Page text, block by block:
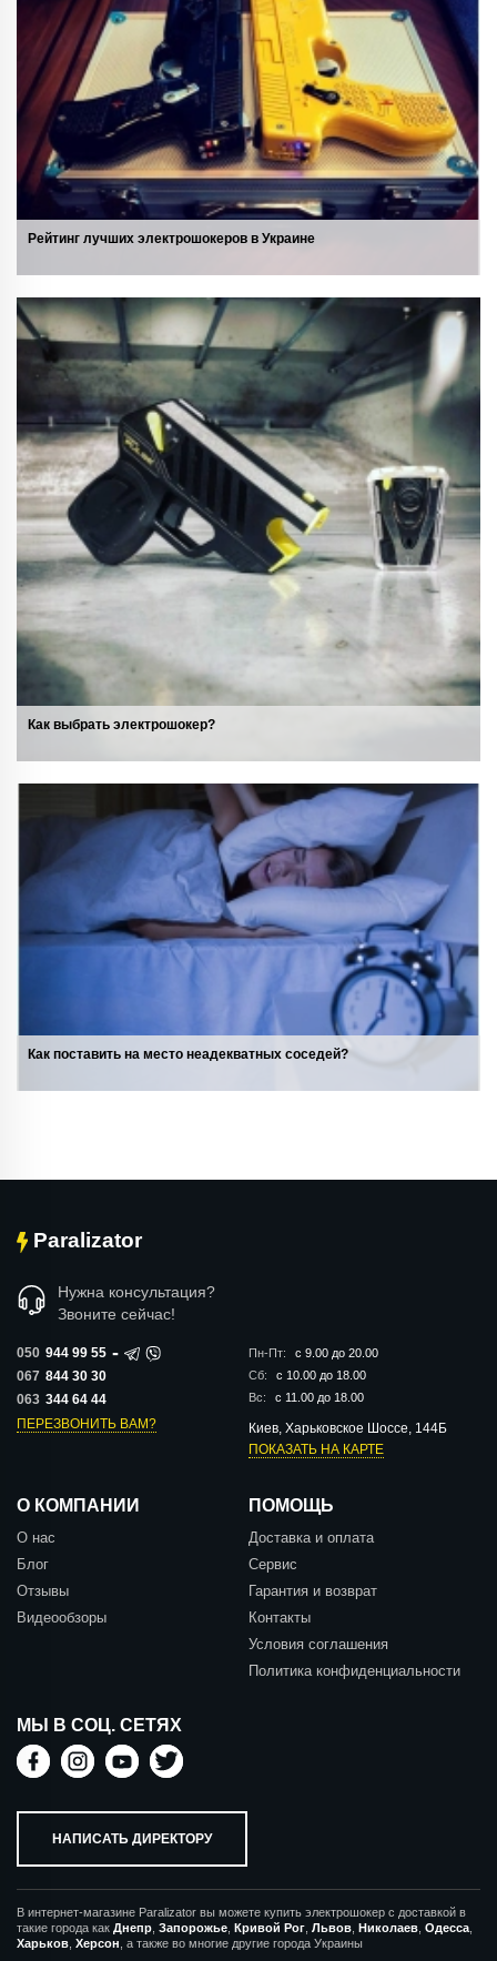
Рейтинг лучших электрошокеров в Украине
Как выбрать электрошокер?
Как поставить на место неадекватных соседей?
Paralizator
Нужна консультация?
Звоните сейчас!
050 944 99 55 -
067 844 30 30
063 344 64 44
ПЕРЕЗВОНИТЬ ВАМ?
Пн-Пт:
с 9.00 до 20.00
Сб:
с 10.00 до 18.00
Вс:
с 11.00 до 18.00
Киев, Харьковское Шоссе, 144Б
ПОКАЗАТЬ НА КАРТЕ
О КОМПАНИИ
О нас
Блог
Отзывы
Видеообзоры
ПОМОЩЬ
Доставка и оплата
Сервис
Гарантия и возврат
Контакты
Условия соглашения
Политика конфиденциальности
МЫ В СОЦ. СЕТЯХ
НАПИСАТЬ ДИРЕКТОРУ
В интернет-магазине Paralizator вы можете купить электрошокер с доставкой в
такие города как Днепр Запорожье Кривой Рог Львов Николаев Одесса
Харьков Херсон , а также во многие другие города Украины